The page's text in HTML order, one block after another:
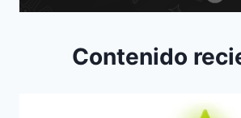
Contenido